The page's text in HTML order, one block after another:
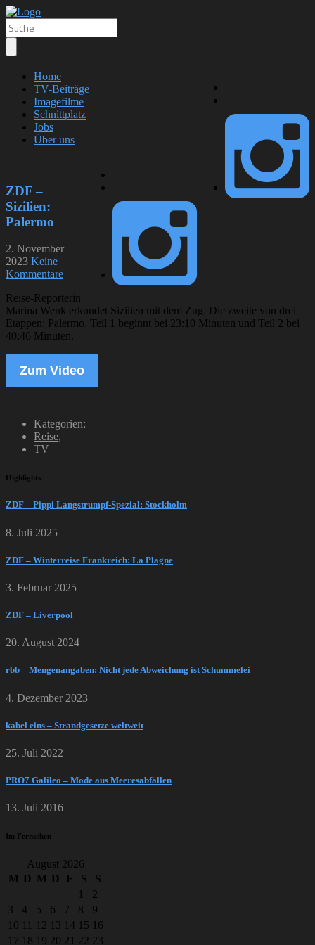
Home
TV-Beiträge
Imagefilme
Schnittplatz
Jobs
Über uns
ZDF –
Sizilien:
Palermo
2. November
2023 Keine
Kommentare
Reise-Reporterin
Marina Wenk erkundet Sizilien mit dem Zug. Die zweite von drei
Etappen: Palermo. Teil 1 beginnt bei 23:10 Minuten und Teil 2 bei
40:46 Minuten.
Zum Video
Kategorien:
Reise,
TV
Highlights
ZDF – Pippi Langstrumpf-Spezial: Stockholm
8. Juli 2025
ZDF – Winterreise Frankreich: La Plagne
3. Februar 2025
ZDF – Liverpool
20. August 2024
rbb – Mengenangaben: Nicht jede Abweichung ist Schummelei
4. Dezember 2023
kabel eins – Strandgesetze weltweit
25. Juli 2022
PRO7 Galileo – Mode aus Meeresabfällen
13. Juli 2016
Im Fernsehen
August 2026
M D M D F S
S
1
2
3
4 5 6 7 8
9
10 11 12 13 14 15 16
17 18 19 20 21 22 23